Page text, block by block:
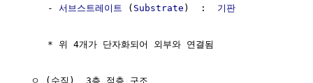
     -
서브스트레이트 ( Substrate )  : 기판
     * 위 4개가 단자화되어 외부와 연결됨
ㅇ (수직)  3층 적층 구조